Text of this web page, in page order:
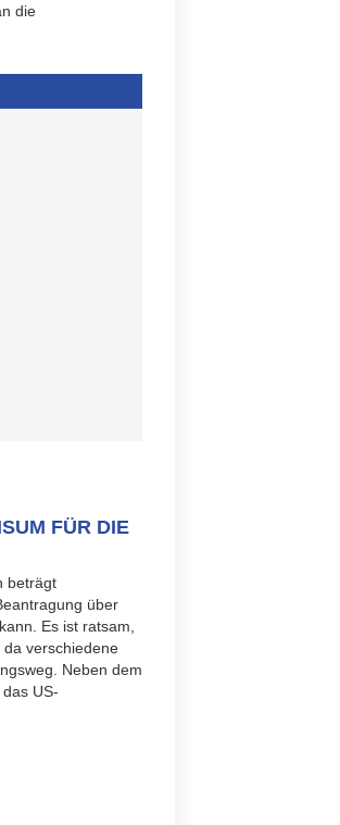
die
FÜR DIE
beträgt
über
Es ist ratsam,
verschiedene
Neben dem
US-